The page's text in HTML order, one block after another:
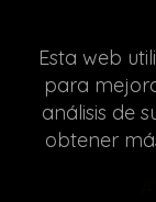
Esta web
para
análisis de
obtener